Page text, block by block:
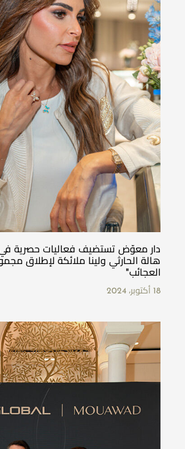
دار معوّض تستضيف فعاليات حصرية
هالة الحارثي ولينا ملائكة لإطلاق
العجائب"
18 أكتوبر، 2024